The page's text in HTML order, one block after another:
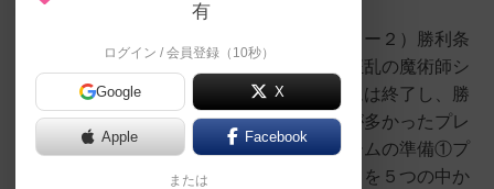
１）ゲーム名：モンスターイーター２）勝利条
件：いずれかのプレイヤーが「狂乱の魔術師シ
スル」を倒した際に即座にゲームは終了し、勝
利点を合計し、もっとも合計数が多かったプレ
イヤーが勝利車となる。３）ゲームの準備①プ
レイヤーは、プレイするパーティを５つの中か
有
ログイン / 会員登録（10秒）
Google X
Apple Facebook
または